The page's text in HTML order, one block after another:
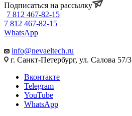
Подписаться на рассылку
7 812 467-82-15
7 812 467-82-15
WhatsApp
info@nevaeltech.ru
г. Санкт-Петербург, ул. Салова 57/3
Вконтакте
Telegram
YouTube
WhatsApp